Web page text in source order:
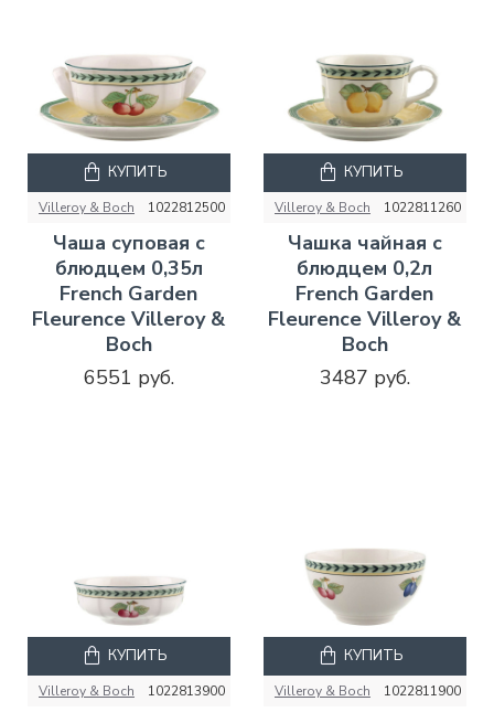
Villeroy & Boch 1022812500
Чаша суповая с
блюдцем 0,35л
French Garden
Fleurence Villeroy &
Boch
6551 руб.
КУПИТЬ
Villeroy & Boch 1022811260
Чашка чайная с
блюдцем 0,2л
French Garden
Fleurence Villeroy &
Boch
3487 руб.
КУПИТЬ
Villeroy & Boch 1022813900
КУПИТЬ
Villeroy & Boch 1022811900
КУПИТЬ